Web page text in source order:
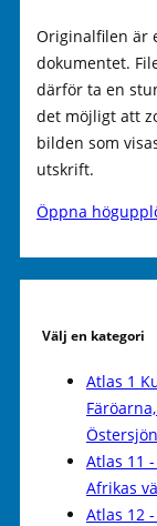
Originalfilen är
dokumentet.
därför ta en
det möjligt att
bilden som
utskrift.
Öppna
Välj en kategori
Atlas 1
Atlas 11
Afrikas
Atlas 12